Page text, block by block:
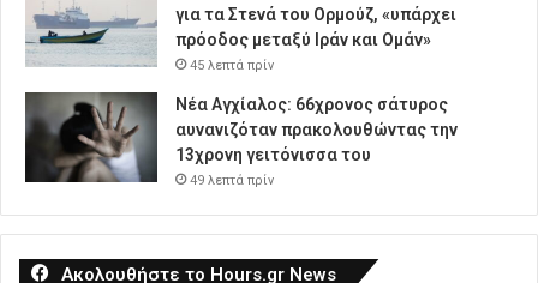
για τα Στενά του Ορμούζ, «υπάρχει
πρόοδος μεταξύ Ιράν και Ομάν»
45 λεπτά πρίν
Νέα Αγχίαλος: 66χρονος σάτυρος
αυνανιζόταν πρακολουθώντας την
13χρονη γειτόνισσα του
49 λεπτά πρίν
Ακολουθήστε το Hours.gr News